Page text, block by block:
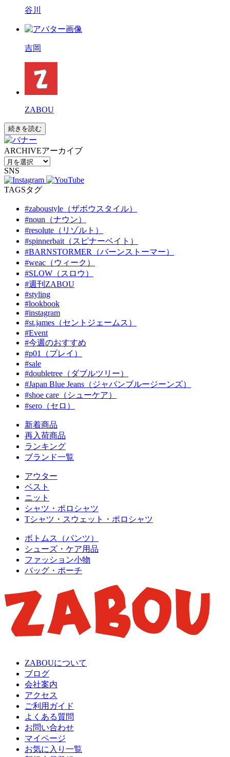
谷川
吉岡
ZABOU
続きを読む
ARCHIVEアーカイブ
SNS
TAGSタグ
#zaboustyle（ザボウスタイル）
#noun（ナウン）
#resolute（リゾルト）
#spinnerbait（スピナーベイト）
#BARNSTORMER（バーンストーマー）
#weac（ウィーク）
#SLOW（スロウ）
#週刊ZABOU
#styling
#lookbook
#instagram
#st.james（セントジェームス）
#Event
#今週のおすすめ
#p01（プレイ）
#sale
#doubletree（ダブルツリー）
#Japan Blue Jeans（ジャパンブルージーンズ）
#shoe care（シューケア）
#sero（セロ）
新着商品
再入荷商品
ランキング
ブランド一覧
アウター
ベスト
ニット
シャツ・ポロシャツ
Tシャツ・スウェット・ポロシャツ
ボトムス（パンツ）
シューズ・ケア用品
ファッション小物
バッグ・ポーチ
ZABOUについて
ブログ
会社案内
アクセス
ご利用ガイド
よくある質問
お問い合わせ
マイページ
お気に入り一覧